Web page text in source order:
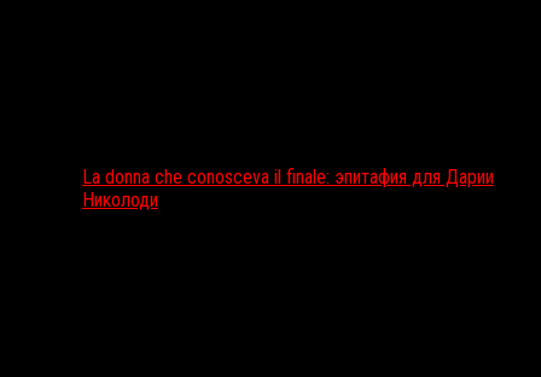
La donna che conosceva il finale: эпитафия для Дарии
Николоди